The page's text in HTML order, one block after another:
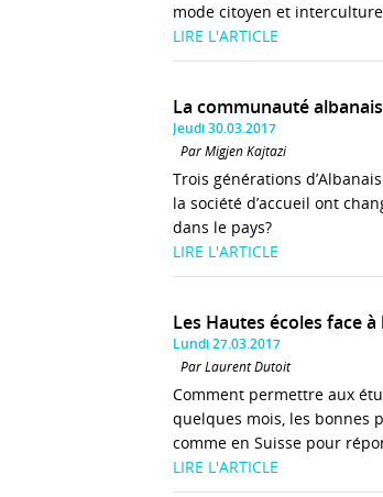
mode citoyen et
LIRE L'ARTICLE
La communauté
Jeudi 30.03.2017
Par Migjen Kajtazi
Trois générations
la société d’accueil ont
dans le pays?
LIRE L'ARTICLE
Les Hautes écoles face à
Lundi 27.03.2017
Par Laurent Dutoit
Comment permettre aux
quelques mois, les bonnes
comme en Suisse pour
LIRE L'ARTICLE